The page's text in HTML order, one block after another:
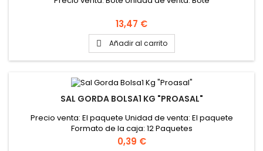
Precio
13,47 €
 Añadir al carrito
SAL GORDA BOLSA1 KG "PROASAL"
Precio venta: El paquete Unidad de venta: El paquete
Formato de la caja: 12 Paquetes
Precio
0,39 €